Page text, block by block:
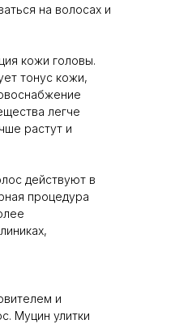
на волосах и
кожи головы.
тонус кожи,
легче
растут и
действуют в
процедура
и
Муцин улитки